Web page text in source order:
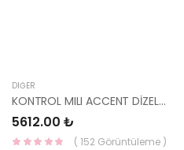
DIĞER
KONTROL MILI ACCENT DİZEL 43880-28522-HMC
5612.00 ₺
( 152 Görüntüleme )